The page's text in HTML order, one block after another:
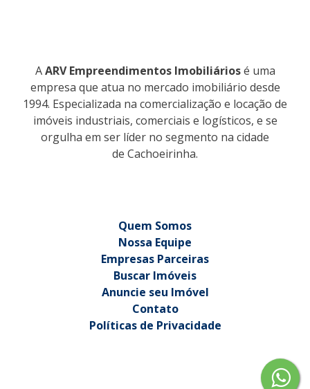
AARV Empreendimentos Imobiliáriosé uma
empresa que atua no mercado imobiliário desde
1994. Especializada na comercialização e locação de
imóveis industriais, comerciais e logísticos, e se
orgulha em ser líder no segmento na cidade
de Cachoeirinha.
Quem Somos
Nossa Equipe
Empresas Parceiras
Buscar Imóveis
Anuncie seu Imóvel
Contato
Políticas de Privacidade